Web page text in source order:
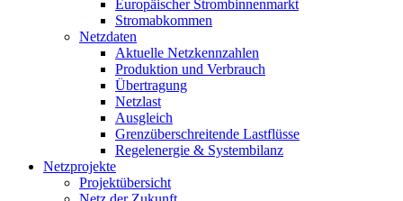
Europäischer Strombinnenmarkt
Stromabkommen
Netzdaten
Aktuelle Netzkennzahlen
Produktion und Verbrauch
Übertragung
Netzlast
Ausgleich
Grenzüberschreitende Lastflüsse
Regelenergie & Systembilanz
Netzprojekte
Projektübersicht